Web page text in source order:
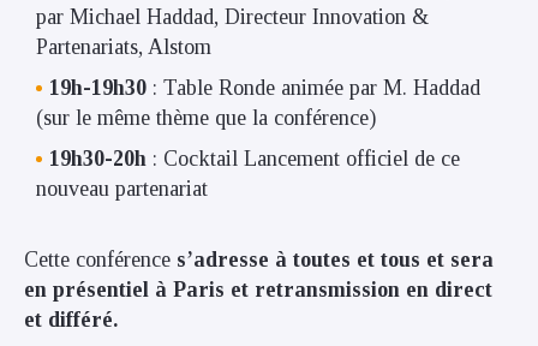
par Michael Haddad, Directeur Innovation &
Partenariats, Alstom
19h-19h30 : Table Ronde animée par M. Haddad
(sur le même thème que la conférence)
19h30-20h : Cocktail Lancement officiel de ce
nouveau partenariat
Cette conférence s’adresse à toutes et tous et sera
en présentiel à Paris et retransmission en direct
et différé.